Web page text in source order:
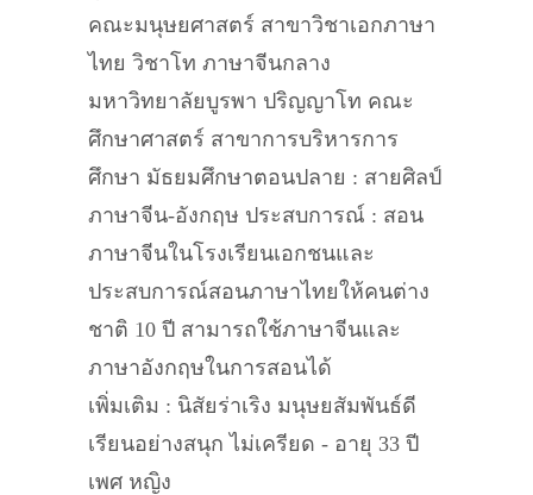
คณะมนุษยศาสตร์ สาขาวิชาเอกภาษา
ไทย วิชาโท ภาษาจีนกลาง
มหาวิทยาลัยบูรพา ปริญญาโท คณะ
ศึกษาศาสตร์ สาขาการบริหารการ
ศึกษา มัธยมศึกษาตอนปลาย : สายศิลป์
ภาษาจีน-อังกฤษ ประสบการณ์ : สอน
ภาษาจีนในโรงเรียนเอกชนและ
ประสบการณ์สอนภาษาไทยให้คนต่าง
ชาติ 10 ปี สามารถใช้ภาษาจีนและ
ภาษาอังกฤษในการสอนได้
เพิ่มเติม : นิสัยร่าเริง มนุษยสัมพันธ์ดี
เรียนอย่างสนุก ไม่เครียด - อายุ 33 ปี
เพศ หญิง